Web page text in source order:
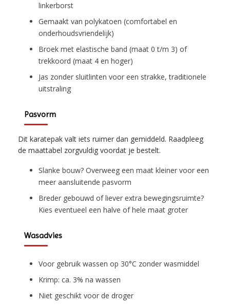
linkerborst
Gemaakt van polykatoen (comfortabel en
onderhoudsvriendelijk)
Broek met elastische band (maat 0 t/m 3) of
trekkoord (maat 4 en hoger)
Jas zonder sluitlinten voor een strakke, traditionele
uitstraling
Pasvorm
Dit karatepak valt iets ruimer dan gemiddeld. Raadpleeg
de maattabel zorgvuldig voordat je bestelt.
Slanke bouw? Overweeg een maat kleiner voor een
meer aansluitende pasvorm
Breder gebouwd of liever extra bewegingsruimte?
Kies eventueel een halve of hele maat groter
Wasadvies
Voor gebruik wassen op 30°C zonder wasmiddel
Krimp: ca. 3% na wassen
Niet geschikt voor de droger